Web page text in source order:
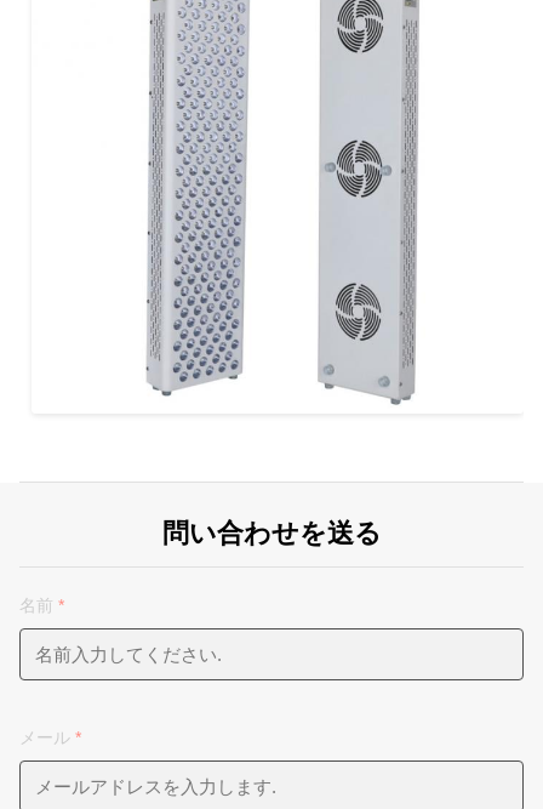
問い合わせを送る
名前 *
メール *